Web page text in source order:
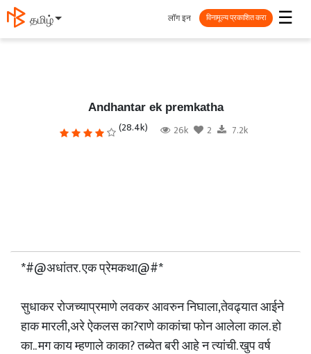
தமிழ் ☰
लॉग इन विनामूल्य प्रकाशित करा
Andhantar ek premkatha
(28.4k) 26k 2 7.2k
*#@अधांतर. एक प्रेमकथा@#*
सुधाकर रोजच्याप्रमाणे लवकर आवरुन निघाला,तेवढ्यात आईने
हाक मारली,अरे ऐकलस का?राणे काकांचा फोन आलेला काल. हो
का.. मग काय म्हणाले काका? तब्येत बरी आहे न त्यांची. खुप वर्ष